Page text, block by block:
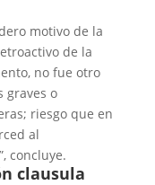
motivo de la
de la
no fue otro
graves o
riesgo que en
al
concluye.
clausula